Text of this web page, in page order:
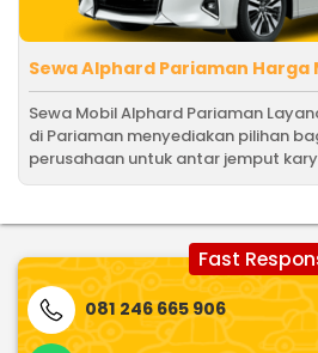
Sewa Alphard Pariaman Harga
Sewa Mobil Alphard Pariaman
di Pariaman menyediakan pilihan
perusahaan untuk antar jemput
Fast
081 246 665 906